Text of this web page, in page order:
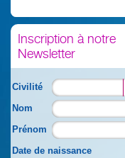
Inscription à notre
Newsletter
Civilité
Nom
Prénom
Date de naissance